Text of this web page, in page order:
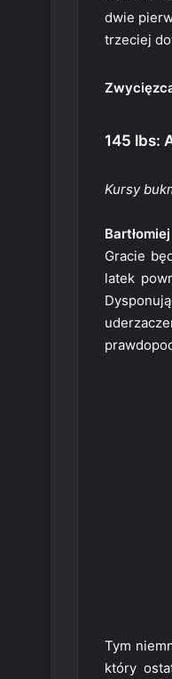
dwie
trzeciej
145 lbs:
Kursy
Gracie
latek
Tym
który